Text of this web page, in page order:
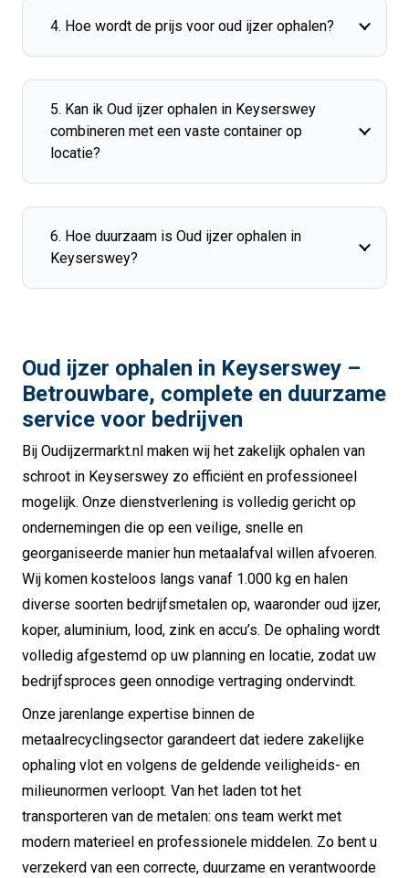
4. Hoe wordt de prijs voor oud ijzer ophalen?
5. Kan ik Oud ijzer ophalen in Keyserswey
combineren met een vaste container op
locatie?
6. Hoe duurzaam is Oud ijzer ophalen in
Keyserswey?
Oud ijzer ophalen in Keyserswey –
Betrouwbare, complete en duurzame
service voor bedrijven
Bij Oudijzermarkt.nl maken wij het zakelijk ophalen van
schroot in Keyserswey zo efficiënt en professioneel
mogelijk. Onze dienstverlening is volledig gericht op
ondernemingen die op een veilige, snelle en
georganiseerde manier hun metaalafval willen afvoeren.
Wij komen kosteloos langs vanaf 1.000 kg en halen
diverse soorten bedrijfsmetalen op, waaronder oud ijzer,
koper, aluminium, lood, zink en accu’s. De ophaling wordt
volledig afgestemd op uw planning en locatie, zodat uw
bedrijfsproces geen onnodige vertraging ondervindt.
Onze jarenlange expertise binnen de
metaalrecyclingsector garandeert dat iedere zakelijke
ophaling vlot en volgens de geldende veiligheids- en
milieunormen verloopt. Van het laden tot het
transporteren van de metalen: ons team werkt met
modern materieel en professionele middelen. Zo bent u
verzekerd van een correcte, duurzame en verantwoorde